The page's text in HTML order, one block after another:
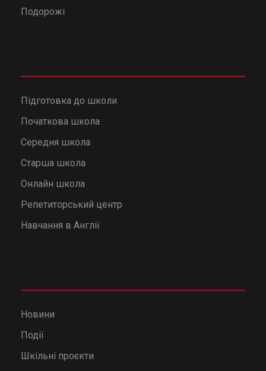
Подорожі
Підготовка до школи
Початкова школа
Середня школа
Старша школа
Онлайн школа
Репетиторський центр
Навчання в Англії
Новини
Події
Шкільні проєкти